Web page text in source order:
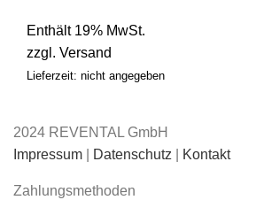
Enthält 19% MwSt.
zzgl. Versand
Lieferzeit: nicht angegeben
2024 REVENTAL GmbH
Impressum
Datenschutz Kontakt
Zahlungsmethoden